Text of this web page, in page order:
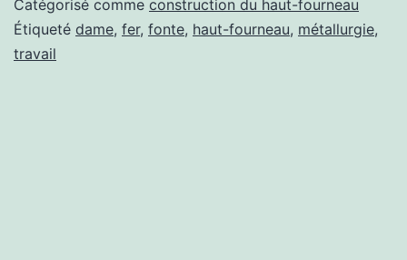
fourneau
Catégorisé comme construction du haut-fourneau
Étiqueté dame, fer, fonte, haut-fourneau, métallurgie,
travail